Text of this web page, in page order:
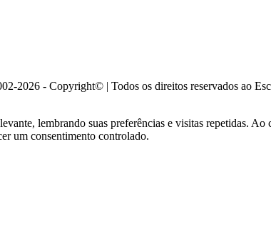
2026 - Copyright© | Todos os direitos reservados ao
lembrando suas preferências e visitas repetidas.
um consentimento controlado.